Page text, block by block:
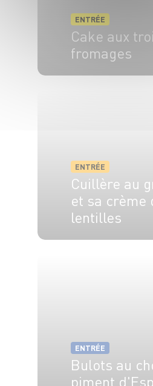
ENTRÉE
Cake aux
fromages
ENTRÉE
Cuillère au
et sa crème
lentilles
ENTRÉE
Bulots au
piment